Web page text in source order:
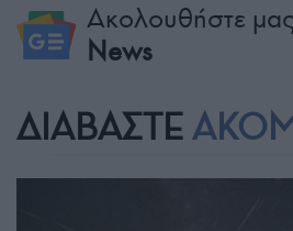
Ακολουθήστε
News
ΔΙΑΒΑΣΤΕ